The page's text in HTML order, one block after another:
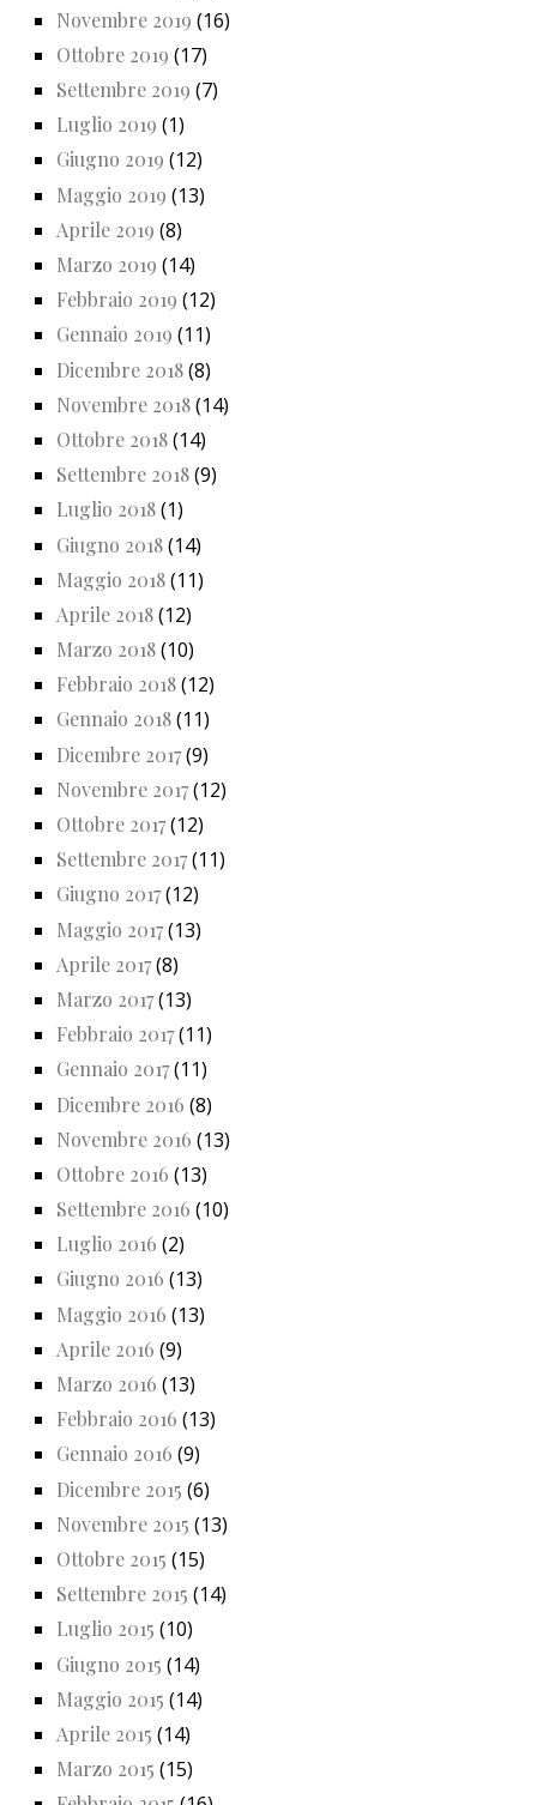
Novembre 2019 (16)
Ottobre 2019 (17)
Settembre 2019 (7)
Luglio 2019 (1)
Giugno 2019 (12)
Maggio 2019 (13)
Aprile 2019 (8)
Marzo 2019 (14)
Febbraio 2019 (12)
Gennaio 2019 (11)
Dicembre 2018(8)
Novembre 2018(14)
Ottobre 2018(14)
Settembre 2018(9)
Luglio 2018(1)
Giugno 2018(14)
Maggio 2018(11)
Aprile 2018(12)
Marzo 2018(10)
Febbraio 2018(12)
Gennaio 2018(11)
Dicembre 2017(9)
Novembre 2017(12)
Ottobre 2017(12)
Settembre 2017(11)
Giugno 2017(12)
Maggio 2017(13)
Aprile 2017(8)
Marzo 2017(13)
Febbraio 2017(11)
Gennaio 2017(11)
Dicembre 2016 (8)
Novembre 2016 (13)
Ottobre 2016 (13)
Settembre 2016 (10)
Luglio 2016 (2)
Giugno 2016 (13)
Maggio 2016 (13)
Aprile 2016 (9)
Marzo 2016 (13)
Febbraio 2016 (13)
Gennaio 2016 (9)
Dicembre 2015 (6)
Novembre 2015 (13)
Ottobre 2015 (15)
Settembre 2015 (14)
Luglio 2015 (10)
Giugno 2015 (14)
Maggio 2015 (14)
Aprile 2015 (14)
Marzo 2015 (15)